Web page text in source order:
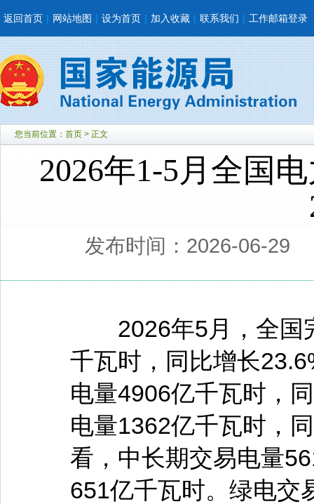
返回首页 | 网站地图 | 设为首页 | 加入收藏 | 联系我们 | 工作邮箱登录
您当前位置： 首页 > 正文
2026年1-5月全国
发布时间：2026-06-29
2026年5月，全国
千瓦时，同比增长
电量4906亿千瓦时，
电量1362亿千瓦时，
看，中长期交易电量
651亿千瓦时。绿电交